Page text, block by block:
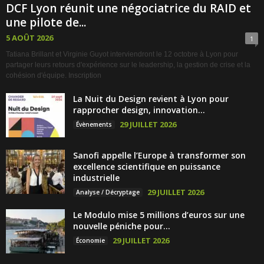
DCF Lyon réunit une négociatrice du RAID et
une pilote de...
5 AOÛT 2026 1
Tatiana Brillant et Virginie Guyot interviendront le 12 octobre à Lyon pour
partager leurs retours d'expérience sur le leadership, la gestion de crise et la
cohésion d'équipe. Inscription
La Nuit du Design revient à Lyon pour
rapprocher design, innovation...
Évènements 29 JUILLET 2026
Sanofi appelle l’Europe à transformer son
excellence scientifique en puissance
industrielle
Analyse / Décryptage 29 JUILLET 2026
Le Modulo mise 5 millions d’euros sur une
nouvelle péniche pour...
Économie 29 JUILLET 2026